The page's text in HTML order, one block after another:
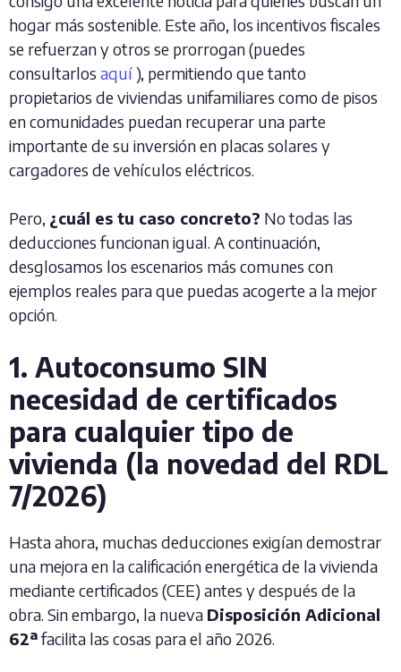
hogar más sostenible. Este año, los incentivos fiscales
se refuerzan y otros se prorrogan (puedes
consultarlos aquí), permitiendo que tanto
propietarios de viviendas unifamiliares como de pisos
en comunidades puedan recuperar una parte
importante de su inversión en placas solares y
cargadores de vehículos eléctricos.
Pero, ¿cuál es tu caso concreto? No todas las
deducciones funcionan igual. A continuación,
desglosamos los escenarios más comunes con
ejemplos reales para que puedas acogerte a la mejor
opción.
1. Autoconsumo SIN
necesidad de certificados
para cualquier tipo de
vivienda (la novedad del RDL
7/2026)
Hasta ahora, muchas deducciones exigían demostrar
una mejora en la calificación energética de la vivienda
mediante certificados (CEE) antes y después de la
obra. Sin embargo, la nueva Disposición Adicional
62ªfacilita las cosas para el año 2026.